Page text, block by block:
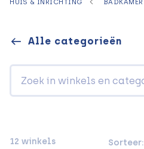
HUIS & INRICHTING BADKAMER
Alle categorieën
12 winkels Sorteer: